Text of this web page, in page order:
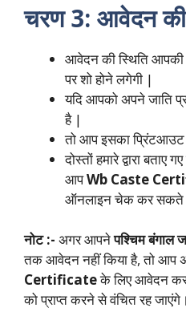
चरण 3: आवेदन की
आवेदन की स्थिति
पर शो होने लगेगी |
यदि आपको अपने जाति
है |
तो आप इसका
दोस्तों हमारे द्वारा
आपWb Caste
ऑनलाइन चेक कर सकते
नोट :- अगर आपनेपश्चिम बंगाल
तक आवेदन नहीं किया है, तो आप
Certificateके लिए आवेदन
को प्राप्त करने से वंचित रह जाएंगे।